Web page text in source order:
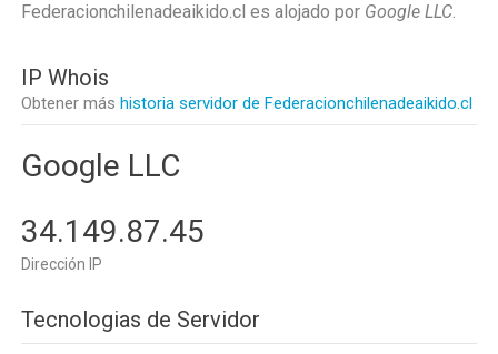
Federacionchilenadeaikido.cl es alojado por Google LLC.
IP Whois
Obtener más historia servidor de Federacionchilenadeaikido.cl
Google LLC
34.149.87.45
Dirección IP
Tecnologias de Servidor